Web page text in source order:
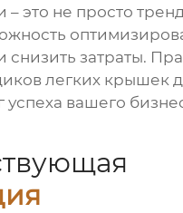
это не просто
снизить затраты.
легких крышек
успеха вашего